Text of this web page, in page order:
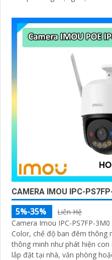
CAMERA IMOU IPC-
5%-35%
Liên Hệ
Camera Imou IPC-PS7FP-
Color, chế độ ban đêm thông
thông minh như phát hiện
lắp đặt tại nhà, văn phòng